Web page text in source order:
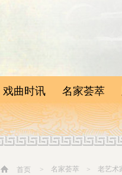
戏曲时讯
剧院动态
戏曲新闻
通知公告
名家荟萃
菊苑耆宿
老艺术家
当红隽秀
首页 > 名家荟萃 > 老艺术